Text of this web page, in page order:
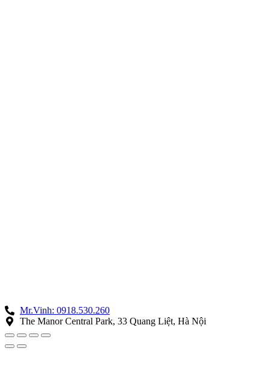
Mr.Vinh: 0918.530.260
The Manor Central Park, 33 Quang Liệt, Hà Nội